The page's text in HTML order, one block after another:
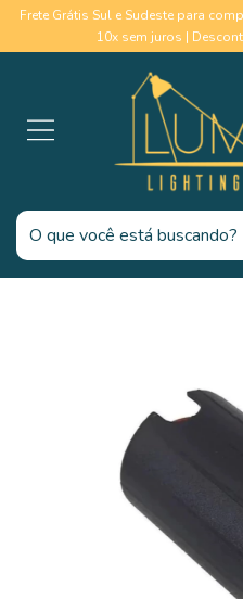
Frete Grátis Sul e Sudeste para
10x sem juros |